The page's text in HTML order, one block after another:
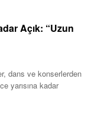
Açık: “Uzun
dans ve konserlerden
yarısına kadar